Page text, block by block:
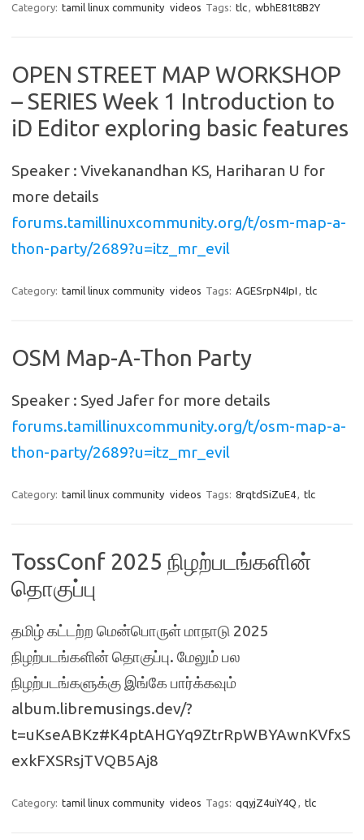
Category: tamil linux community videos Tags: tlc, wbhE81t8B2Y
OPEN STREET MAP WORKSHOP
– SERIES Week 1 Introduction to
iD Editor exploring basic features
Speaker : Vivekanandhan KS, Hariharan U for
more details
forums.tamillinuxcommunity.org/t/osm-map-a-
thon-party/2689?u=itz_mr_evil
Category: tamil linux community videos Tags: AGESrpN4IpI , tlc
OSM Map-A-Thon Party
Speaker : Syed Jafer for more details
forums.tamillinuxcommunity.org/t/osm-map-a-
thon-party/2689?u=itz_mr_evil
Category: tamil linux community videos Tags: 8rqtdSiZuE4, tlc
TossConf 2025 நிழற்படங்களின்
தொகுப்பு
தமிழ் கட்டற்ற மென்பொருள் மாநாடு 2025
நிழற்படங்களின் தொகுப்பு. மேலும் பல
நிழற்படங்களுக்கு இங்கே பார்க்கவும்
album.libremusings.dev/?
t=uKseABKz#K4ptAHGYq9ZtrRpWBYAwnKVfxS
exkFXSRsjTVQB5Aj8
Category: tamil linux community videos Tags: qqyjZ4uiY4Q , tlc